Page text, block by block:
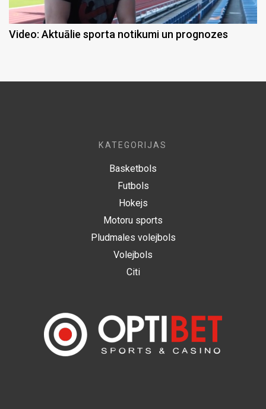
Video: Aktuālie sporta notikumi un prognozes
KATEGORIJAS
Basketbols
Futbols
Hokejs
Motoru sports
Pludmales volejbols
Volejbols
Citi